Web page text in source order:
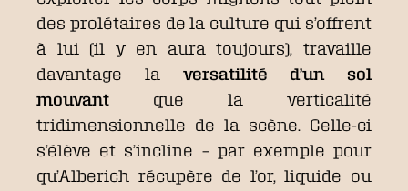
des prolétaires de la culture qui s’offrent
à lui (il y en aura toujours), travaille
davantage la versatilité d’un sol
mouvant que la verticalité
tridimensionnelle de la scène. Celle-ci
s’élève et s’incline – par exemple pour
qu’Alberich récupère de l’or, liquide ou